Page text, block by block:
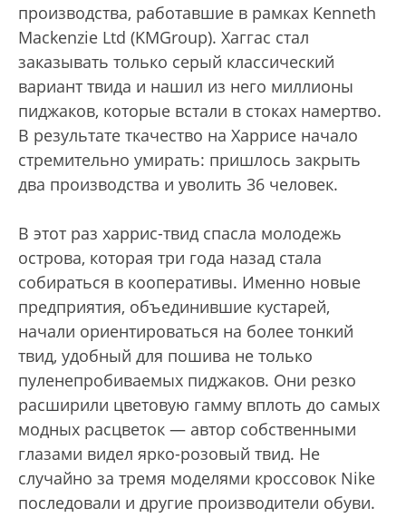
производства, работавшие в рамках Kenneth
Mackenzie Ltd (KMGroup). Хаггас стал
заказывать только серый классический
вариант твида и нашил из него миллионы
пиджаков, которые встали в стоках намертво.
В результате ткачество на Харрисе начало
стремительно умирать: пришлось закрыть
два производства и уволить 36 человек.
В этот раз харрис-твид спасла молодежь
острова, которая три года назад стала
собираться в кооперативы. Именно новые
предприятия, объединившие кустарей,
начали ориентироваться на более тонкий
твид, удобный для пошива не только
пуленепробиваемых пиджаков. Они резко
расширили цветовую гамму вплоть до самых
модных расцветок — автор собственными
глазами видел ярко-розовый твид. Не
случайно за тремя моделями кроссовок Nike
последовали и другие производители обуви.